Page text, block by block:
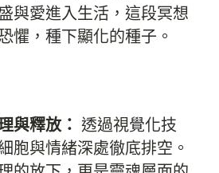
與愛進入生活，這段冥想
懼，種下顯化的種子。
與釋放： 透過視覺化技
胞與情緒深處徹底排空。